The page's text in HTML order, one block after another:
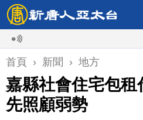
首頁 › 新聞 › 地方
嘉縣社會住宅包
先照顧弱勢